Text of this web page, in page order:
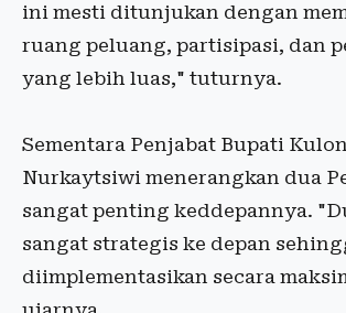
ini mesti ditunjukan dengan
ruang peluang, partisipasi, dan
yang lebih luas," tuturnya.
Sementara Penjabat Bupati
Nurkaytsiwi menerangkan dua
sangat penting keddepannya.
sangat strategis ke depan
diimplementasikan secara